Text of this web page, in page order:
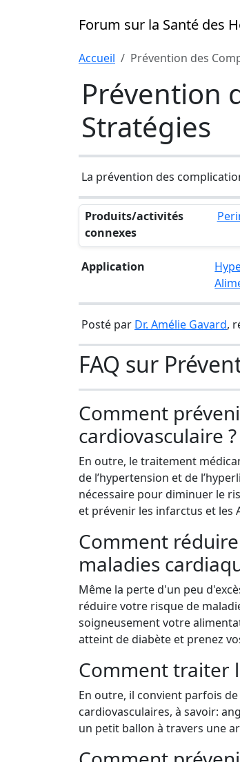
Forum sur la Santé des
Accueil Prévention des
Prévention
Stratégies
La prévention des
Produits/activités
connexes
Application
Posté par Dr. Amélie Gavard,
FAQ sur
Comment
cardiovasculaire ?
En outre, le traitement
de l’hypertension et de
nécessaire pour diminuer le
et prévenir les infarctus et les
Comment
maladies
Même la perte d'un peu
réduire votre risque de
soigneusement votre
atteint de diabète et prenez
Comment traiter
En outre, il convient parfois
cardiovasculaires, à savoir:
un petit ballon à travers une